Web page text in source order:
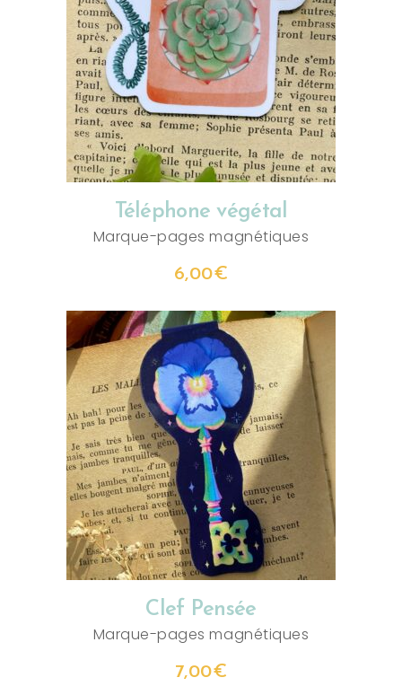
AJOUTER AU PANIER
Téléphone végétal
Marque-pages magnétiques
6,00€
AJOUTER AU PANIER
Clef Pensée
Marque-pages magnétiques
7,00€